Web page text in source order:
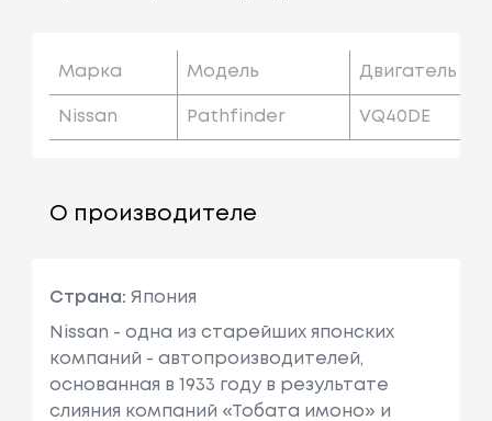
Марка Модель Двигатель
Nissan Pathfinder VQ40DE
О производителе
Страна: Япония
Nissan - одна из старейших японских
компаний - автопроизводителей,
основанная в 1933 году в результате
слияния компаний «Тобата имоно» и